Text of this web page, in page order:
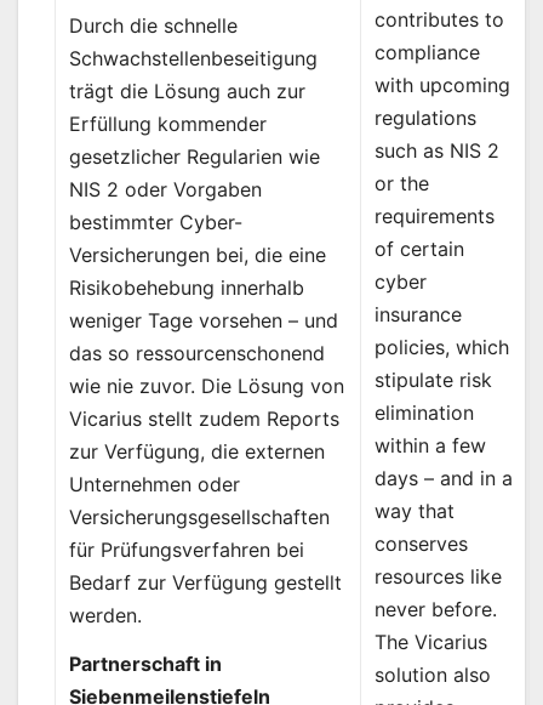
Durch die schnelle
Schwachstellenbeseitigung
trägt die Lösung auch zur
Erfüllung kommender
gesetzlicher Regularien wie
NIS 2 oder Vorgaben
bestimmter Cyber-
Versicherungen bei, die eine
Risikobehebung innerhalb
weniger Tage vorsehen – und
das so ressourcenschonend
wie nie zuvor. Die Lösung von
Vicarius stellt zudem Reports
zur Verfügung, die externen
Unternehmen oder
Versicherungsgesellschaften
für Prüfungsverfahren bei
Bedarf zur Verfügung gestellt
werden.
Partnerschaft in
Siebenmeilenstiefeln
contributes to
compliance
with upcoming
regulations
such as NIS 2
or the
requirements
of certain
cyber
insurance
policies, which
stipulate risk
elimination
within a few
days – and in a
way that
conserves
resources like
never before.
The Vicarius
solution also